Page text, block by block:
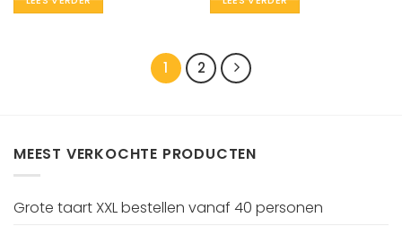
1 2
MEEST VERKOCHTE PRODUCTEN
Grote taart XXL bestellen vanaf 40 personen